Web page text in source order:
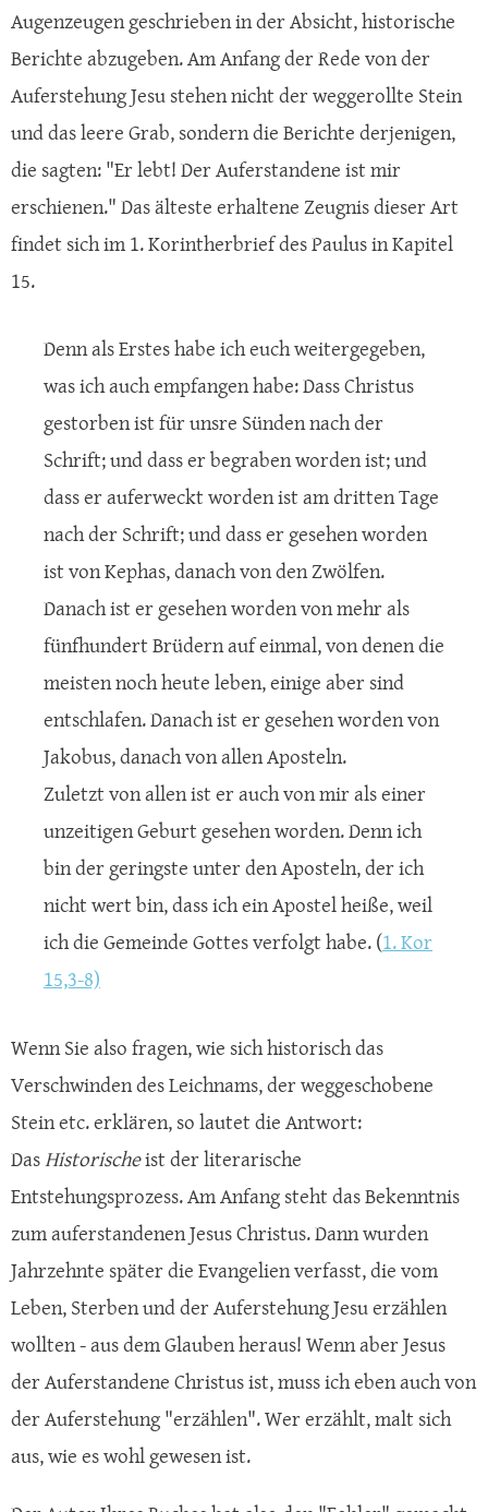
Augenzeugen geschrieben in der Absicht, historische
Berichte abzugeben. Am Anfang der Rede von der
Auferstehung Jesu stehen nicht der weggerollte Stein
und das leere Grab, sondern die Berichte derjenigen,
die sagten: "Er lebt! Der Auferstandene ist mir
erschienen." Das älteste erhaltene Zeugnis dieser Art
findet sich im 1. Korintherbrief des Paulus in Kapitel
15.
Denn als Erstes habe ich euch weitergegeben,
was ich auch empfangen habe: Dass Christus
gestorben ist für unsre Sünden nach der
Schrift; und dass er begraben worden ist; und
dass er auferweckt worden ist am dritten Tage
nach der Schrift; und dass er gesehen worden
ist von Kephas, danach von den Zwölfen.
Danach ist er gesehen worden von mehr als
fünfhundert Brüdern auf einmal, von denen die
meisten noch heute leben, einige aber sind
entschlafen. Danach ist er gesehen worden von
Jakobus, danach von allen Aposteln.
Zuletzt von allen ist er auch von mir als einer
unzeitigen Geburt gesehen worden. Denn ich
bin der geringste unter den Aposteln, der ich
nicht wert bin, dass ich ein Apostel heiße, weil
ich die Gemeinde Gottes verfolgt habe. (1. Kor
15,3-8)
Wenn Sie also fragen, wie sich historisch das
Verschwinden des Leichnams, der weggeschobene
Stein etc. erklären, so lautet die Antwort:
DasHistorischeist der literarische
Entstehungsprozess. Am Anfang steht das Bekenntnis
zum auferstandenen Jesus Christus. Dann wurden
Jahrzehnte später die Evangelien verfasst, die vom
Leben, Sterben und der Auferstehung Jesu erzählen
wollten - aus dem Glauben heraus! Wenn aber Jesus
der Auferstandene Christus ist, muss ich eben auch von
der Auferstehung "erzählen". Wer erzählt, malt sich
aus, wie es wohl gewesen ist.